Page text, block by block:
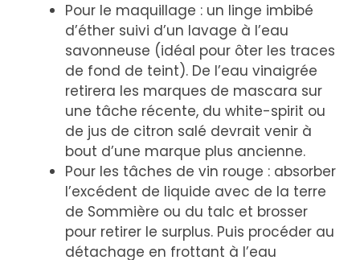
Pour le maquillage : un linge imbibé
d’éther suivi d’un lavage à l’eau
savonneuse (idéal pour ôter les traces
de fond de teint). De l’eau vinaigrée
retirera les marques de mascara sur
une tâche récente, du white-spirit ou
de jus de citron salé devrait venir à
bout d’une marque plus ancienne.
Pour les tâches de vin rouge : absorber
l’excédent de liquide avec de la terre
de Sommière ou du talc et brosser
pour retirer le surplus. Puis procéder au
détachage en frottant à l’eau